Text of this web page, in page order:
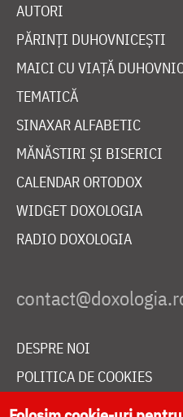
AUTORI
PĂRINȚI DUHOVNICEȘTI
MAICI CU VIAȚĂ
TEMATICĂ
SINAXAR ALFABETIC
MĂNĂSTIRI ȘI BISERICI
CALENDAR ORTODOX
WIDGET DOXOLOGIA
RADIO DOXOLOGIA
DESPRE NOI
POLITICA DE COOKIES
DONEAZĂ ONLINE PENTRU